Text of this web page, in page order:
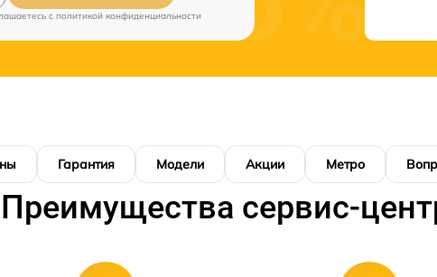
c политикой конфиденциальности
Гарантия Модели Акции Метро
Преимущества сервис-